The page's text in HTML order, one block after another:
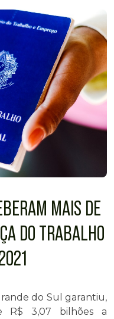
MAIS DE
DO TRABALHO
do Sul garantiu,
R$ 3,07 bilhões a